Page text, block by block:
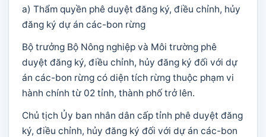
a) Thẩm quyền phê duyệt đăng ký, điều chỉnh, hủy
đăng ký dự án các-bon rừng
Bộ trưởng Bộ Nông nghiệp và Môi trường phê
duyệt đăng ký, điều chỉnh, hủy đăng ký đối với dự
án các-bon rừng có diện tích rừng thuộc phạm vi
hành chính từ 02 tỉnh, thành phố trở lên.
Chủ tịch Ủy ban nhân dân cấp tỉnh phê duyệt đăng
ký, điều chỉnh, hủy đăng ký đối với dự án các-bon